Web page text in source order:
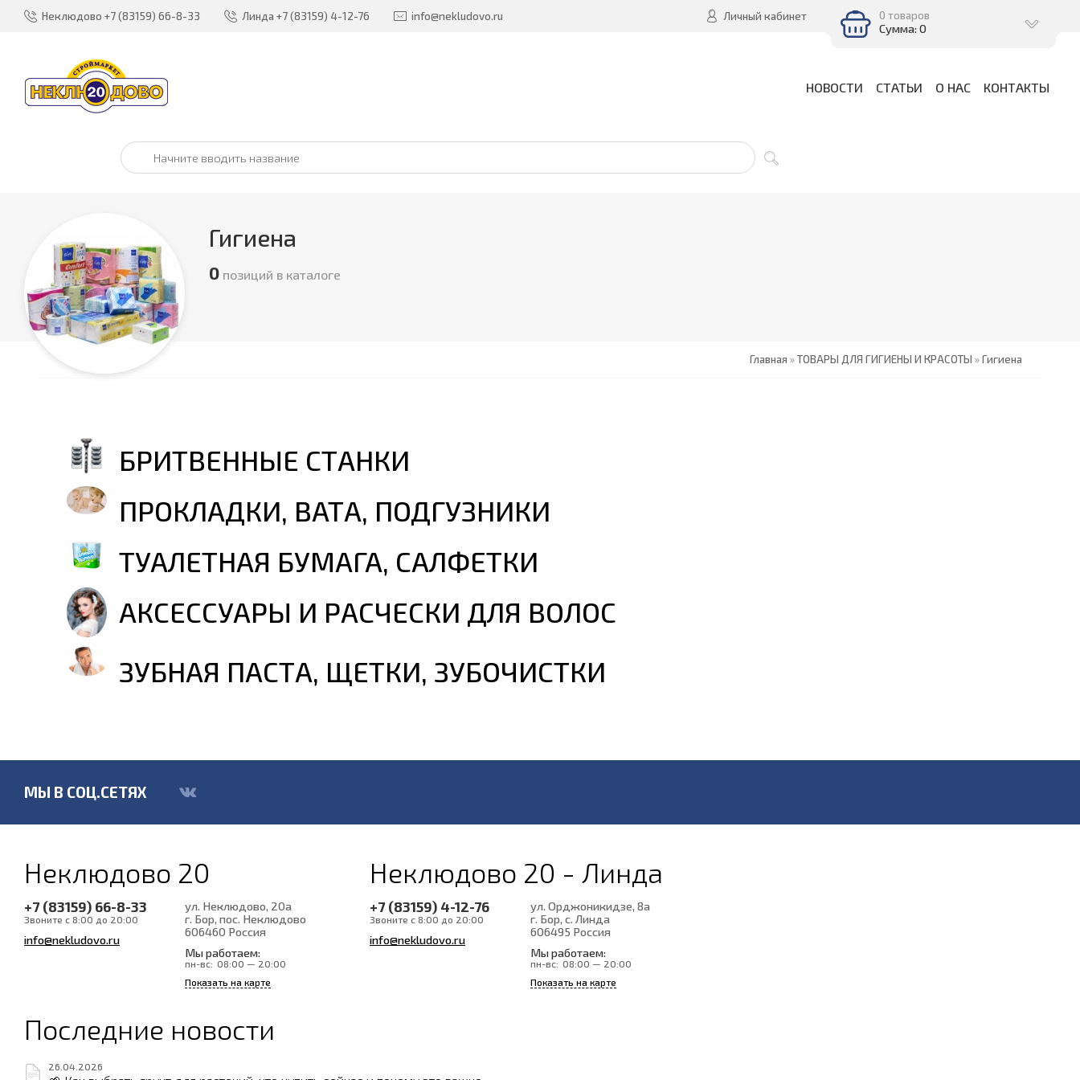
Неклюдово +7 (83159) 66-8-33 Линда +7 (83159) 4-12-76 info@nekludovo.ru Личный кабинет 0 товаров
Сумма: 0
НОВОСТИ СТАТЬИ О НАС КОНТАКТЫ
Гигиена
0 позиций в каталоге
Главная »ТОВАРЫ ДЛЯ ГИГИЕНЫ И КРАСОТЫ »Гигиена
БРИТВЕННЫЕ СТАНКИ
ПРОКЛАДКИ, ВАТА, ПОДГУЗНИКИ
ТУАЛЕТНАЯ БУМАГА, САЛФЕТКИ
АКСЕССУАРЫ И РАСЧЕСКИ ДЛЯ ВОЛОС
ЗУБНАЯ ПАСТА, ЩЕТКИ, ЗУБОЧИСТКИ
МЫ В СОЦ.СЕТЯХ
Неклюдово 20
+7 (83159) 66-8-33
Звоните с 8:00 до 20:00
info@nekludovo.ru
ул. Неклюдово, 20а
г. Бор, пос. Неклюдово
606460 Россия
Мы работаем:
пн-вс: 08:00 — 20:00
Показать на карте
Неклюдово 20 - Линда
+7 (83159) 4-12-76
Звоните с 8:00 до 20:00
info@nekludovo.ru
ул. Орджоникидзе, 8а
г. Бор, с. Линда
606495 Россия
Мы работаем:
пн-вс: 08:00 — 20:00
Показать на карте
Последние новости
26.04.2026